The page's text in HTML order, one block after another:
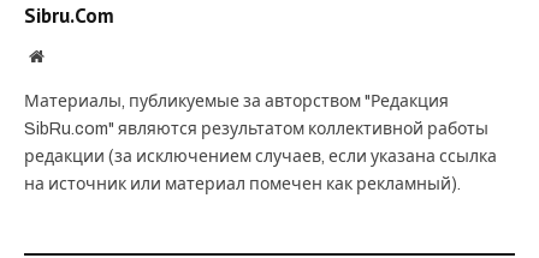
Sibru.Com
Website
Материалы, публикуемые за авторством "Редакция
SibRu.com" являются результатом коллективной работы
редакции (за исключением случаев, если указана ссылка
на источник или материал помечен как рекламный).